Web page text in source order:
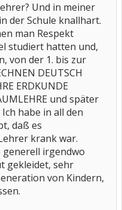
Und in meiner
der Schule knallhart.
man Respekt
studiert hatten und,
von der 1. bis zur
DEUTSCH
ERDKUNDE
und später
habe in all den
daß es
krank war.
generell irgendwo
gekleidet, sehr
von Kindern,